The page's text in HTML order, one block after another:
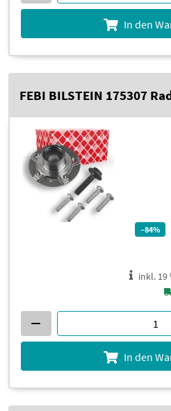
In den
FEBI BILSTEIN 175307
–84%
inkl. 19
In den